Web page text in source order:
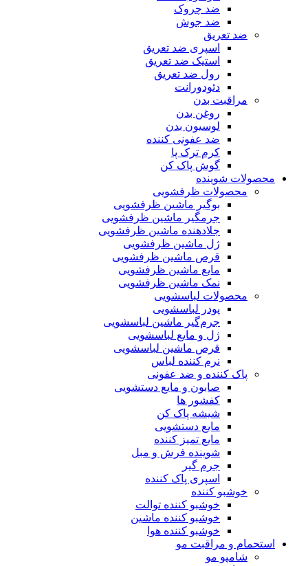
ضد چروک
ضد جوش
ضد تعریق
اسپری ضد تعریق
استیک ضد تعریق
رول ضد تعریق
دئودورانت
مراقبت بدن
روغن بدن
لوسیون بدن
ضد عفونی کننده
کرم ترک پا
گوش پاک کن
محصولات شوینده
محصولات ظرفشویی
بوگیر ماشین ظرفشویی
جرمگیر ماشین ظرفشویی
جلادهنده ماشین ظرفشویی
ژل ماشین ظرفشویی
قرص ماشین ظرفشویی
مایع ماشین ظرفشویی
نمک ماشین ظرفشویی
محصولات لباسشویی
پودر لباسشویی
جرم‌گیر ماشین لباسشویی
ژل و مایع لباسشویی
قرص ماشین لباسشویی
نرم کننده لباس
پاک کننده و ضد عفونی
صابون و مایع دستشویی
کفشور ها
شیشه پاک کن
مایع دستشویی
مایع تمیز کننده
شوینده فرش و مبل
جرم گیر
اسپری پاک کننده
خوشبو کننده
خوشبو کننده توالت
خوشبو کننده ماشین
خوشبو کننده هوا
استحمام و مراقبت مو
شامپو مو